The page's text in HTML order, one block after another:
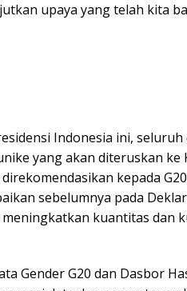
upaya yang telah kita
Indonesia ini, seluruh
yang akan diteruskan ke
kepada
sebelumnya pada
kuantitas dan
Gender G20 dan Dasbor